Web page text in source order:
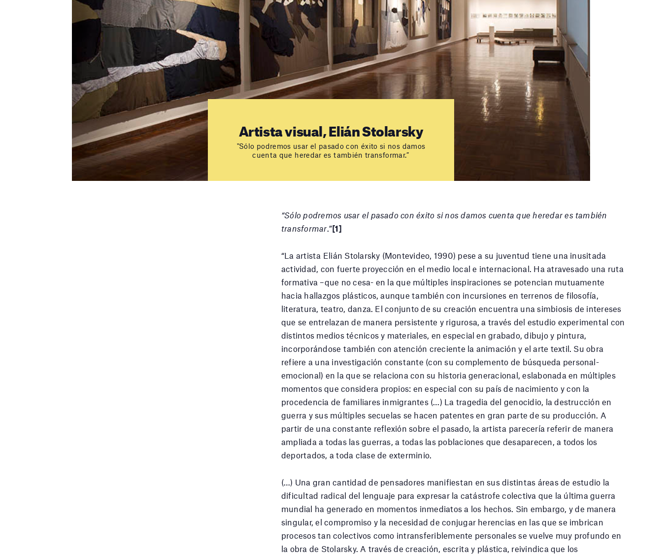
Artista visual, Elián Stolarsky
"Sólo podremos usar el pasado con éxito si nos damos
cuenta que heredar es también transformar.”
“Sólo podremos usar el pasado con éxito si nos damos cuenta que heredar es también
transformar.”[1]
“La artista Elián Stolarsky (Montevideo, 1990) pese a su juventud tiene una inusitada
actividad, con fuerte proyección en el medio local e internacional. Ha atravesado una ruta
formativa –que no cesa- en la que múltiples inspiraciones se potencian mutuamente
hacia hallazgos plásticos, aunque también con incursiones en terrenos de filosofía,
literatura, teatro, danza. El conjunto de su creación encuentra una simbiosis de intereses
que se entrelazan de manera persistente y rigurosa, a través del estudio experimental con
distintos medios técnicos y materiales, en especial en grabado, dibujo y pintura,
incorporándose también con atención creciente la animación y el arte textil. Su obra
refiere a una investigación constante (con su complemento de búsqueda personal-
emocional) en la que se relaciona con su historia generacional, eslabonada en múltiples
momentos que considera propios: en especial con su país de nacimiento y con la
procedencia de familiares inmigrantes (…) La tragedia del genocidio, la destrucción en
guerra y sus múltiples secuelas se hacen patentes en gran parte de su producción. A
partir de una constante reflexión sobre el pasado, la artista parecería referir de manera
ampliada a todas las guerras, a todas las poblaciones que desaparecen, a todos los
deportados, a toda clase de exterminio.
(…) Una gran cantidad de pensadores manifiestan en sus distintas áreas de estudio la
dificultad radical del lenguaje para expresar la catástrofe colectiva que la última guerra
mundial ha generado en momentos inmediatos a los hechos. Sin embargo, y de manera
singular, el compromiso y la necesidad de conjugar herencias en las que se imbrican
procesos tan colectivos como intransferiblemente personales se vuelve muy profundo en
la obra de Stolarsky. A través de creación, escrita y plástica, reivindica que los